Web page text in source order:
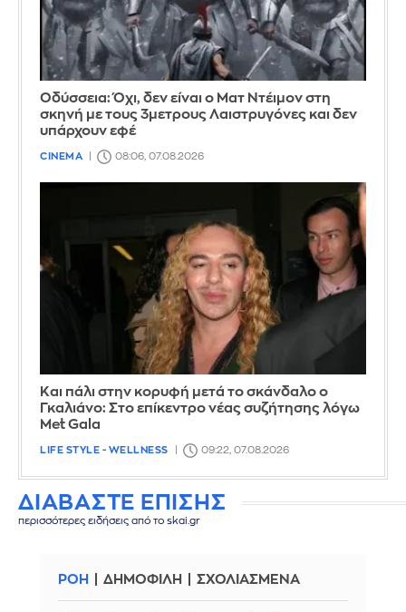
Οδύσσεια: Όχι, δεν είναι ο Ματ Ντέιμον στη
σκηνή με τους 3μετρους Λαιστρυγόνες και δεν
υπάρχουν εφέ
CINEMA 08:06, 07.08.2026
Και πάλι στην κορυφή μετά το σκάνδαλο ο
Γκαλιάνο: Στο επίκεντρο νέας συζήτησης λόγω
Met Gala
LIFE STYLE - WELLNESS 09:22, 07.08.2026
ΔΙΑΒΑΣΤΕ ΕΠΙΣΗΣ
περισσότερες ειδήσεις από το skai.gr
ΡΟΗ ΔΗΜΟΦΙΛΗ ΣΧΟΛΙΑΣΜΕΝΑ